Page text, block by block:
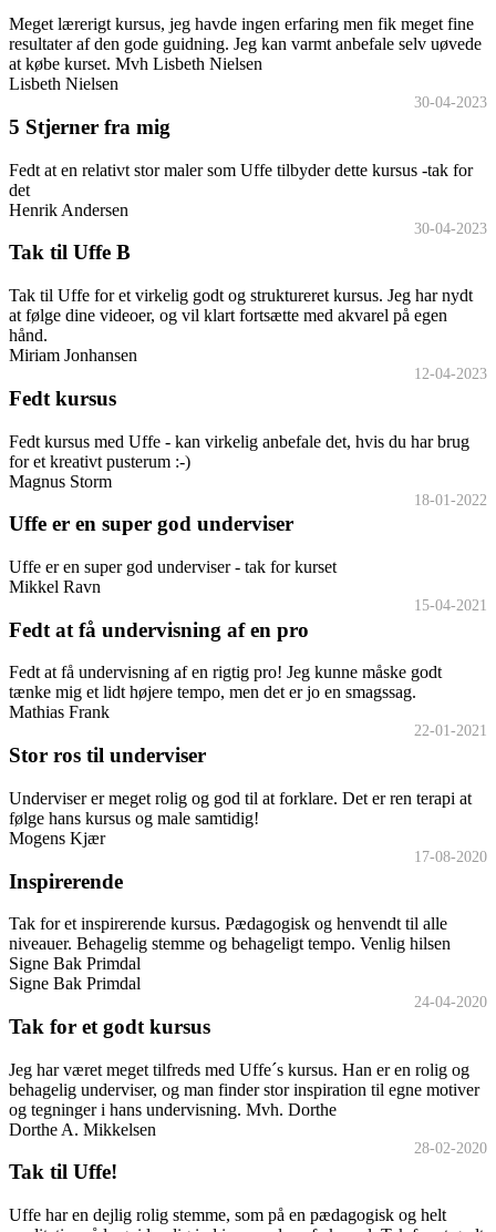
Meget lærerigt kursus, jeg havde ingen erfaring men fik meget fine
resultater af den gode guidning. Jeg kan varmt anbefale selv uøvede
at købe kurset. Mvh Lisbeth Nielsen
Lisbeth Nielsen
30-04-2023
5 Stjerner fra mig
Fedt at en relativt stor maler som Uffe tilbyder dette kursus -tak for
det
Henrik Andersen
30-04-2023
Tak til Uffe B
Tak til Uffe for et virkelig godt og struktureret kursus. Jeg har nydt
at følge dine videoer, og vil klart fortsætte med akvarel på egen
hånd.
Miriam Jonhansen
12-04-2023
Fedt kursus
Fedt kursus med Uffe - kan virkelig anbefale det, hvis du har brug
for et kreativt pusterum :-)
Magnus Storm
18-01-2022
Uffe er en super god underviser
Uffe er en super god underviser - tak for kurset
Mikkel Ravn
15-04-2021
Fedt at få undervisning af en pro
Fedt at få undervisning af en rigtig pro! Jeg kunne måske godt
tænke mig et lidt højere tempo, men det er jo en smagssag.
Mathias Frank
22-01-2021
Stor ros til underviser
Underviser er meget rolig og god til at forklare. Det er ren terapi at
følge hans kursus og male samtidig!
Mogens Kjær
17-08-2020
Inspirerende
Tak for et inspirerende kursus. Pædagogisk og henvendt til alle
niveauer. Behagelig stemme og behageligt tempo. Venlig hilsen
Signe Bak Primdal
Signe Bak Primdal
24-04-2020
Tak for et godt kursus
Jeg har været meget tilfreds med Uffe´s kursus. Han er en rolig og
behagelig underviser, og man finder stor inspiration til egne motiver
og tegninger i hans undervisning. Mvh. Dorthe
Dorthe A. Mikkelsen
28-02-2020
Tak til Uffe!
Uffe har en dejlig rolig stemme, som på en pædagogisk og helt